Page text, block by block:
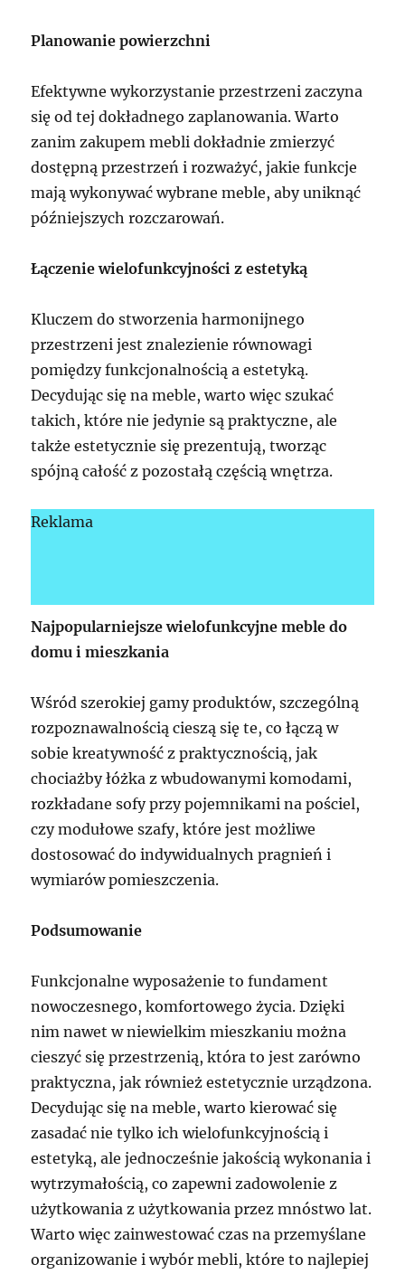
Planowanie powierzchni
Efektywne wykorzystanie przestrzeni zaczyna
się od tej dokładnego zaplanowania. Warto
zanim zakupem mebli dokładnie zmierzyć
dostępną przestrzeń i rozważyć, jakie funkcje
mają wykonywać wybrane meble, aby uniknąć
późniejszych rozczarowań.
Łączenie wielofunkcyjności z estetyką
Kluczem do stworzenia harmonijnego
przestrzeni jest znalezienie równowagi
pomiędzy funkcjonalnością a estetyką.
Decydując się na meble, warto więc szukać
takich, które nie jedynie są praktyczne, ale
także estetycznie się prezentują, tworząc
spójną całość z pozostałą częścią wnętrza.
Reklama
Najpopularniejsze wielofunkcyjne meble do
domu i mieszkania
Wśród szerokiej gamy produktów, szczególną
rozpoznawalnością cieszą się te, co łączą w
sobie kreatywność z praktycznością, jak
chociażby łóżka z wbudowanymi komodami,
rozkładane sofy przy pojemnikami na pościel,
czy modułowe szafy, które jest możliwe
dostosować do indywidualnych pragnień i
wymiarów pomieszczenia.
Podsumowanie
Funkcjonalne wyposażenie to fundament
nowoczesnego, komfortowego życia. Dzięki
nim nawet w niewielkim mieszkaniu można
cieszyć się przestrzenią, która to jest zarówno
praktyczna, jak również estetycznie urządzona.
Decydując się na meble, warto kierować się
zasadać nie tylko ich wielofunkcyjnością i
estetyką, ale jednocześnie jakością wykonania i
wytrzymałością, co zapewni zadowolenie z
użytkowania z użytkowania przez mnóstwo lat.
Warto więc zainwestować czas na przemyślane
organizowanie i wybór mebli, które to najlepiej